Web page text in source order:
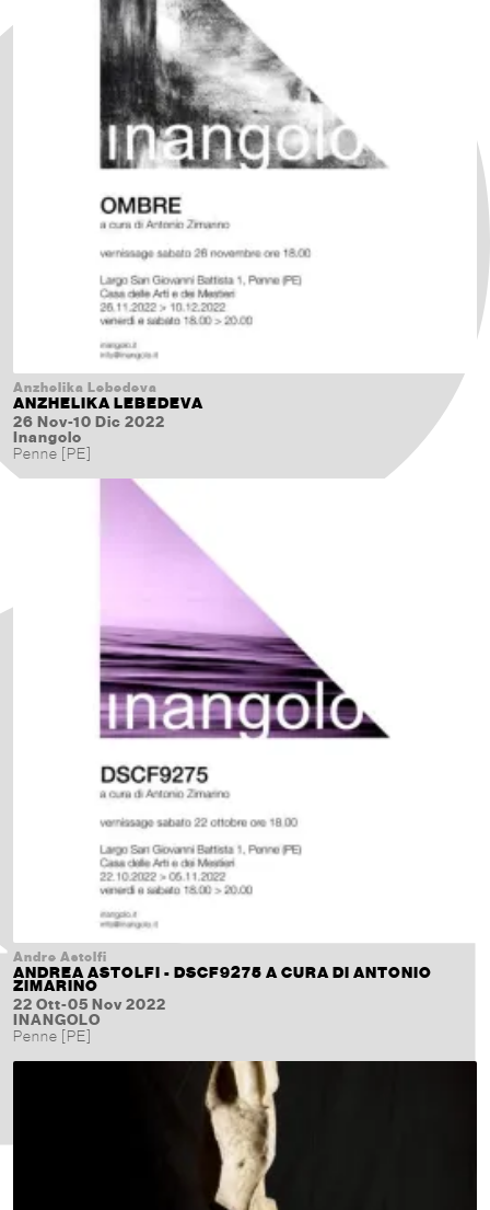
Anzhelika Lebedeva
ANZHELIKA LEBEDEVA
26 Nov-10 Dic 2022
Inangolo
Penne [PE]
Andre Astolfi
ANDREA ASTOLFI - DSCF9275 A CURA DI ANTONIO
ZIMARINO
22 Ott-05 Nov 2022
INANGOLO
Penne [PE]